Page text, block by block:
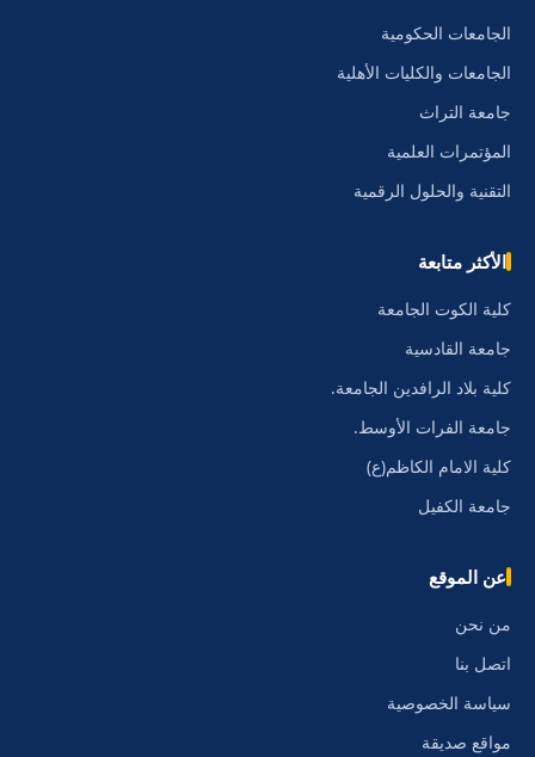
الجامعات الحكومية
الجامعات والكليات الأهلية
جامعة التراث
المؤتمرات العلمية
التقنية والحلول الرقمية
الأكثر متابعة
كلية الكوت الجامعة
جامعة القادسية
كلية بلاد الرافدين الجامعة.
جامعة الفرات الأوسط.
كلية الامام الكاظم(ع)
جامعة الكفيل
عن الموقع
من نحن
اتصل بنا
سياسة الخصوصية
مواقع صديقة